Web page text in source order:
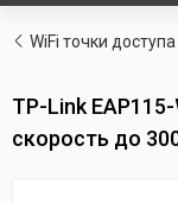
WiFi точки доступа
TP-Link
скорость до